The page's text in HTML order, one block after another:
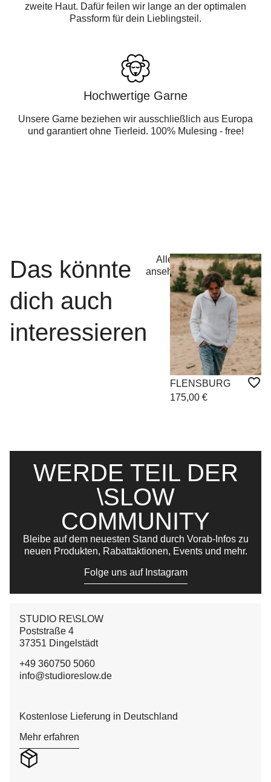
zweite Haut. Dafür feilen wir lange an der optimalen
Passform für dein Lieblingsteil.
Hochwertige Garne
Unsere Garne beziehen wir ausschließlich aus Europa
und garantiert ohne Tierleid. 100% Mulesing - free!
Das könnte
dich auch
interessieren
Alle
ansehen
FLENSBURG
175,00 €
WERDE TEIL DER
\SLOW
COMMUNITY
Bleibe auf dem neuesten Stand durch Vorab-Infos zu
neuen Produkten, Rabattaktionen, Events und mehr.
Folge uns auf Instagram
STUDIO RE\SLOW
Poststraße 4
37351 Dingelstädt
+49 360750 5060
info@studioreslow.de
Kostenlose Lieferung in Deutschland
Mehr erfahren